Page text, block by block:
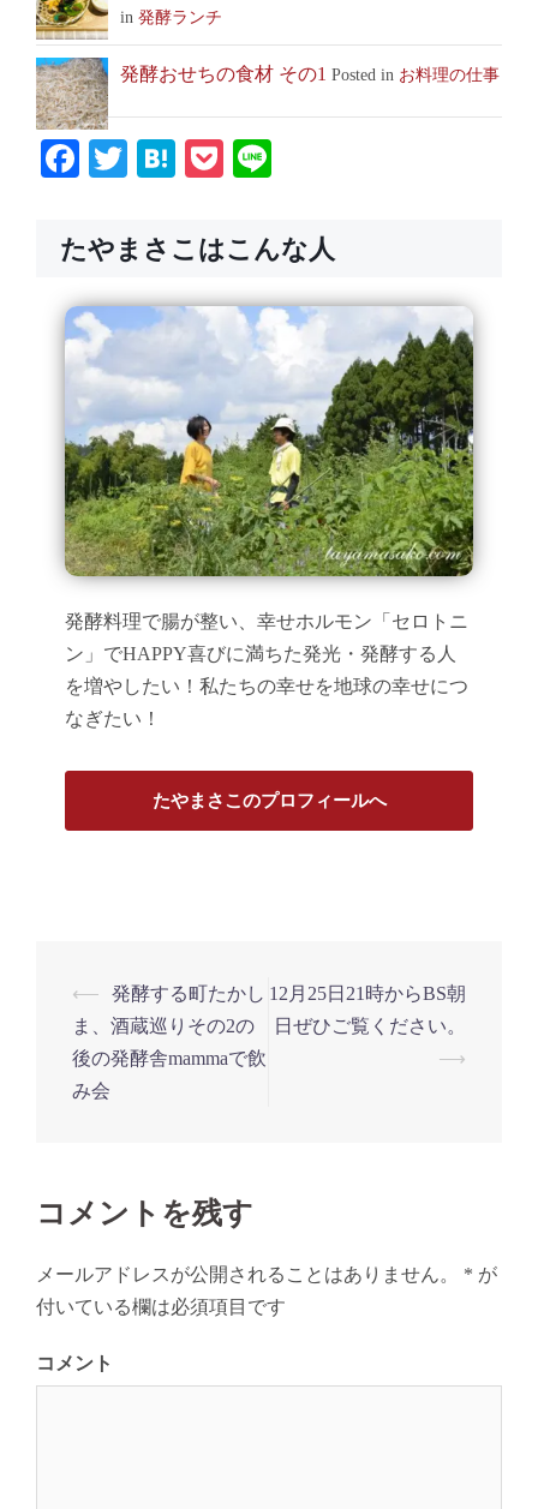
in 発酵ランチ
発酵おせちの食材 その1 Posted in お料理の仕事
Facebook
Twitter
HatenaPocket
たやまさこはこんな人
発酵料理で腸が整い、幸せホルモン「セロトニ
ン」でHAPPY喜びに満ちた発光・発酵する人
を増やしたい！私たちの幸せを地球の幸せにつ
なぎたい！
たやまさこのプロフィールへ
投
稿
ナ
ビ
シ
ン
⟵
発酵する町たかし
ま、酒蔵巡りその2の
後の発酵舎mammaで飲
み会
12月25日21時からBS朝
日ぜひご覧ください。
⟶
コメントを残す
メールアドレスが公開されることはありません。 * が
付いている欄は必須項目です
コメント